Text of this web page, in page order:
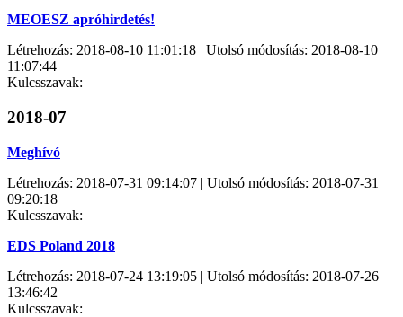
MEOESZ apróhirdetés!
Létrehozás: 2018-08-10 11:01:18 | Utolsó módosítás: 2018-08-10
11:07:44
Kulcsszavak:
2018-07
Meghívó
Létrehozás: 2018-07-31 09:14:07 | Utolsó módosítás: 2018-07-31
09:20:18
Kulcsszavak:
EDS Poland 2018
Létrehozás: 2018-07-24 13:19:05 | Utolsó módosítás: 2018-07-26
13:46:42
Kulcsszavak: